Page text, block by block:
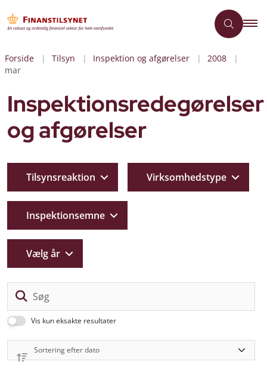
Forside Tilsyn Inspektion og afgørelser
2008
mar
Inspektionsredegørelser
og afgørelser
Vis kun eksakte resultater
Tilsynsreaktion Virksomhedstype
Inspektionsemne
Vælg år